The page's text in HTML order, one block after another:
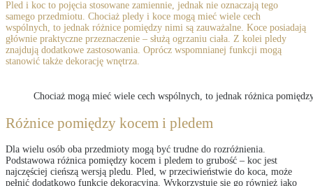
Pled i koc to pojęcia stosowane zamiennie, jednak nie oznaczają tego
samego przedmiotu. Chociaż pledy i koce mogą mieć wiele cech
wspólnych, to jednak różnice pomiędzy nimi są zauważalne. Koce posiadają
głównie praktyczne przeznaczenie – służą ogrzaniu ciała. Z kolei pledy
znajdują dodatkowe zastosowania. Oprócz wspomnianej funkcji mogą
stanowić także dekorację wnętrza.
Chociaż mogą mieć wiele cech wspólnych, to jednak różnica
Różnice pomiędzy kocem i pledem
Dla wielu osób oba przedmioty mogą być trudne do rozróżnienia.
Podstawowa różnica pomiędzy kocem i pledem to grubość – koc jest
najczęściej cieńszą wersją pledu. Pled, w przeciwieństwie do koca, może
pełnić dodatkowo funkcję dekoracyjną. Wykorzystuje się go również jako